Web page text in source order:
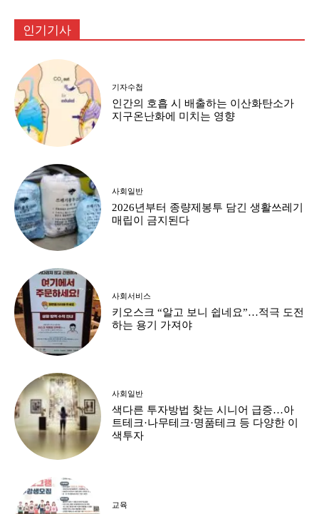
인기기사
기자수첩
인간의 호흡 시 배출하는 이산화탄소가
지구온난화에 미치는 영향
사회일반
2026년부터 종량제봉투 담긴 생활쓰레기
매립이 금지된다
사회서비스
키오스크 “알고 보니 쉽네요”…적극 도전
하는 용기 가져야
사회일반
색다른 투자방법 찾는 시니어 급증…아
트테크·나무테크·명품테크 등 다양한 이
색투자
교육